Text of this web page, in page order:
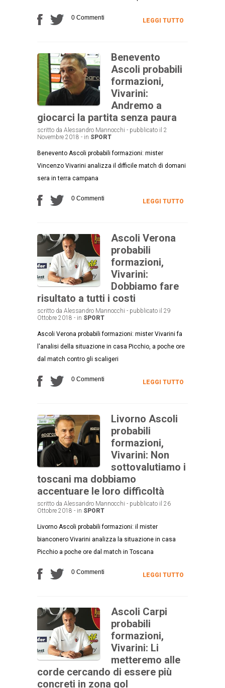
0 Commenti LEGGI TUTTO
Benevento
Ascoli probabili
formazioni,
Vivarini:
Andremo a
giocarci la partita senza paura
scritto da Alessandro Mannocchi - pubblicato il 2
Novembre 2018 - in SPORT
Benevento Ascoli probabili formazioni: mister
Vincenzo Vivarini analizza il difficile match di domani
sera in terra campana
0 Commenti LEGGI TUTTO
Ascoli Verona
probabili
formazioni,
Vivarini:
Dobbiamo fare
risultato a tutti i costi
scritto da Alessandro Mannocchi - pubblicato il 29
Ottobre 2018 - in SPORT
Ascoli Verona probabili formazioni: mister Vivarini fa
l'analisi della situazione in casa Picchio, a poche ore
dal match contro gli scaligeri
0 Commenti LEGGI TUTTO
Livorno Ascoli
probabili
formazioni,
Vivarini: Non
sottovalutiamo i
toscani ma dobbiamo
accentuare le loro difficoltà
scritto da Alessandro Mannocchi - pubblicato il 26
Ottobre 2018 - in SPORT
Livorno Ascoli probabili formazioni: il mister
bianconero Vivarini analizza la situazione in casa
Picchio a poche ore dal match in Toscana
0 Commenti LEGGI TUTTO
Ascoli Carpi
probabili
formazioni,
Vivarini: Li
metteremo alle
corde cercando di essere più
concreti in zona gol